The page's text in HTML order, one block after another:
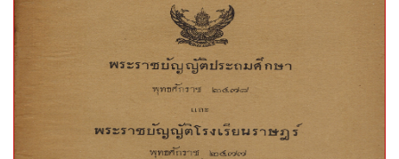
ปีที่พิมพ์:
จำนวนหน้า:
ภาษา: